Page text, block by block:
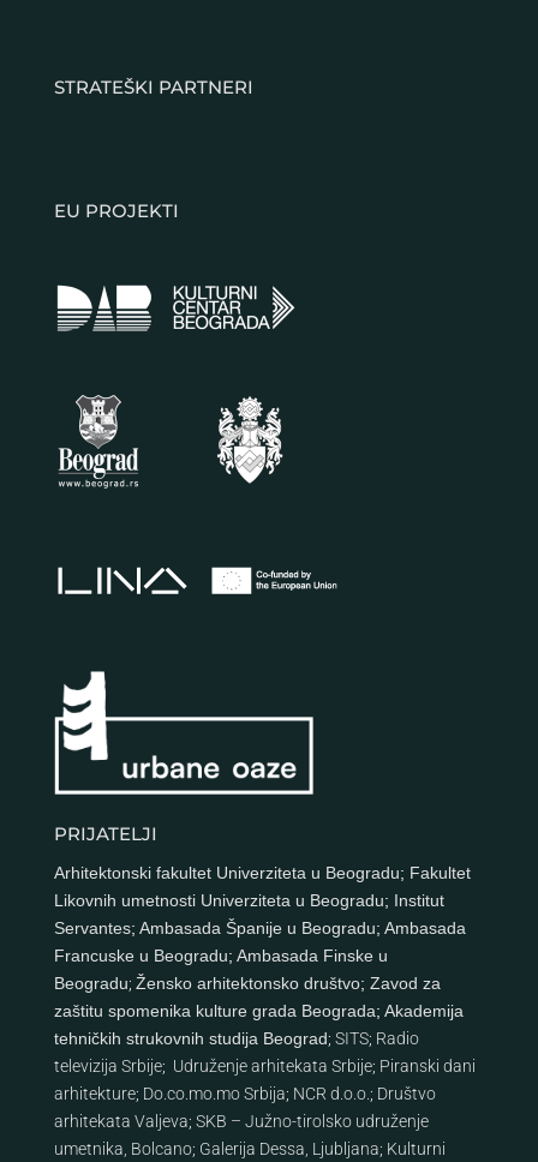
STRATEŠKI PARTNERI
EU PROJEKTI
PRIJATELJI
Arhitektonski fakultet Univerziteta u Beogradu; Fakultet
Likovnih umetnosti Univerziteta u Beogradu; Institut
Servantes; Ambasada Španije u Beogradu; Ambasada
Francuske u Beogradu; Ambasada Finske u
Beogradu; Žensko arhitektonsko društvo; Zavod za
zaštitu spomenika kulture grada Beograda; Akademija
tehničkih strukovnih studija Beograd; SITS; Radio
televizija Srbije; Udruženje arhitekata Srbije; Piranski dani
arhitekture; Do.co.mo.mo Srbija; NCR d.o.o. ; Društvo
arhitekata Valjeva; SKB – Južno-tirolsko udruženje
umetnika, Bolcano; Galerija Dessa, Ljubljana; Kulturni